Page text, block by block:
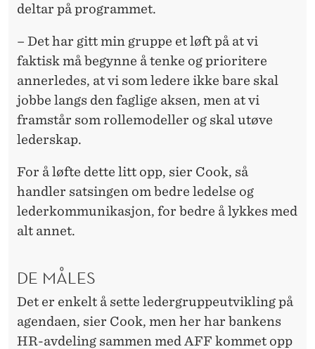
deltar på programmet.
– Det har gitt min gruppe et løft på at vi
faktisk må begynne å tenke og prioritere
annerledes, at vi som ledere ikke bare skal
jobbe langs den faglige aksen, men at vi
framstår som rollemodeller og skal utøve
lederskap.
For å løfte dette litt opp, sier Cook, så
handler satsingen om bedre ledelse og
lederkommunikasjon, for bedre å lykkes med
alt annet.
DE MÅLES
Det er enkelt å sette ledergruppeutvikling på
agendaen, sier Cook, men her har bankens
HR-avdeling sammen med AFF kommet opp